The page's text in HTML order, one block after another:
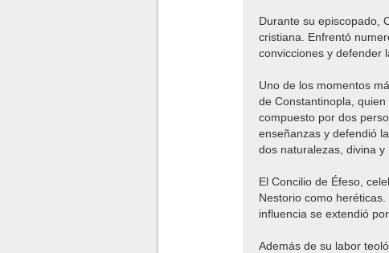
Durante su episcopado,
cristiana. Enfrentó
convicciones y defender
Uno de los momentos
de Constantinopla,
compuesto por dos
enseñanzas y defendió
dos naturalezas, divina y
El Concilio de Éfeso,
Nestorio como
influencia se extendió
Además de su labor